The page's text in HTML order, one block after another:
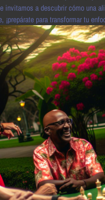
invitamos a descubrir cómo una
para transformar tu